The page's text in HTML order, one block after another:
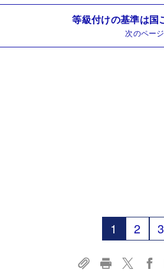
等級付けの基準は国
次のページ
1 2 3